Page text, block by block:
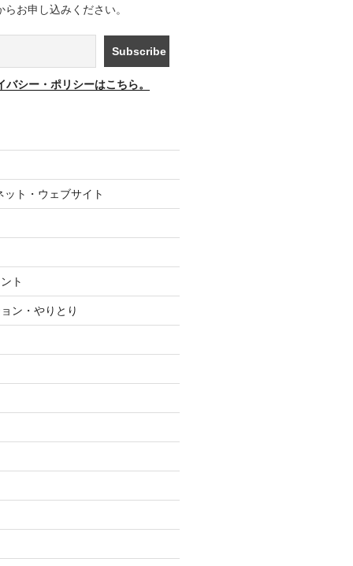
らお申し込みください。
バシー・ポリシーはこちら。
ット・ウェブサイト
ト
ン・やりとり